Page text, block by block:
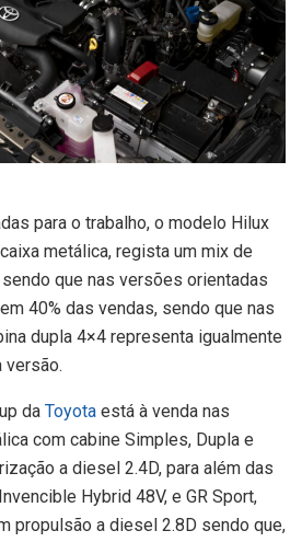
para o trabalho, o modelo Hilux
metálica, regista um mix de
que nas versões orientadas
40% das vendas, sendo que nas
dupla 4×4 representa igualmente
versão.
da Toyota está à venda nas
com cabine Simples, Dupla e
a diesel 2.4D, para além das
Hybrid 48V, e GR Sport,
propulsão a diesel 2.8D sendo que,